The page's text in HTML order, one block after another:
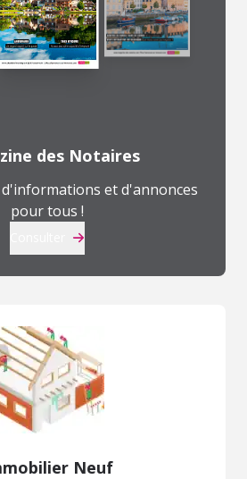
des Notaires
d'informations et d'annonces
pour tous !
Neuf